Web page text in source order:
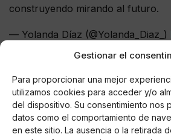
Gestionar el
Para proporcionar una mejor
utilizamos cookies para acceder y/o
del dispositivo. Su consentimiento nos
datos como el comportamiento de
en este sitio. La ausencia o la retirada
construyendo mirando al futuro.
— Yolanda Díaz (@Yolanda_Diaz_)
Mala noche para la
Gabilondo fue otro de los grandes
noche. El PSOE vivió este 4 de
noches electorales que hacía
realidad en Ferraz. Los precarios